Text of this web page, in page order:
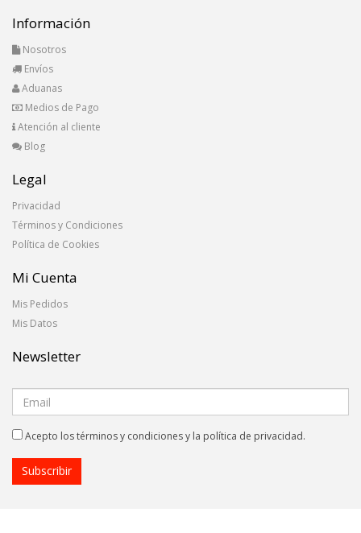
Información
Nosotros
Envíos
Aduanas
Medios de Pago
Atención al cliente
Blog
Legal
Privacidad
Términos y Condiciones
Política de Cookies
Mi Cuenta
Mis Pedidos
Mis Datos
Newsletter
Acepto los términos y condiciones y la política de privacidad.